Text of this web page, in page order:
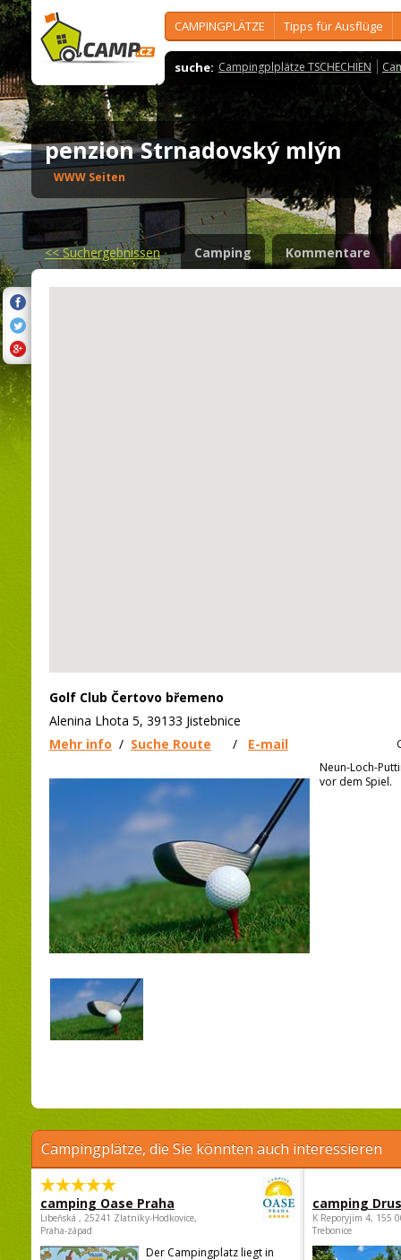
CAMPINGPLÄTZE Tipps für Ausflüge
suche: Campingplplätze TSCHECHIEN
penzion Strnadovský mlýn
WWW Seiten
<<Suchergebnissen Camping Kommentare
Golf Club Čertovo břemeno
Alenina Lhota 5, 39133 Jistebnice
Mehr info / Suche Route / E-mail
Neun-Loch-
vor dem Spiel.
Campingplätze, die Sie könnten auch interessieren
camping Oase Praha
Libeňská , 25241 Zlatníky-Hodkovice,
Praha-západ
Der Campingplatz liegt in
camping
K Reporyjim 4, 155
Trebonice